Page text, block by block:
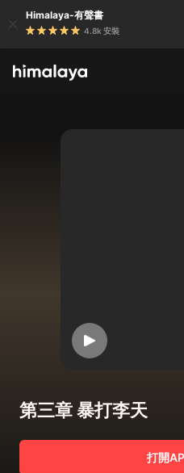
Himalaya-有聲書
4.8k 安裝
第三章 暴打李天
打開